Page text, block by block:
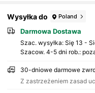
Wysyłka do Poland
Darmowa Dostawa
Szac. wysyłka: Się 13 -
Szacow. 4-5 dni rob.:
30-dniowe darmowe
Z zastrzeżeniem zasad